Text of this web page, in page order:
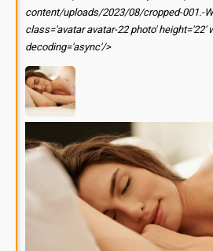
content/uploads/2023/08/cropped-001.-
class='avatar avatar-22 photo' height='22'
decoding='async'/>